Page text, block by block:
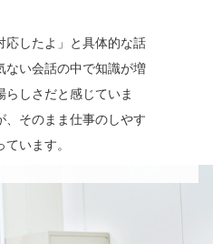
応したよ」と具体的な話
ない会話の中で知識が増
らしさだと感じていま
、そのまま仕事のしやす
います。